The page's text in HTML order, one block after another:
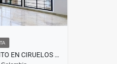
VENTA APARTAMENTO EN CIRUELOS DEL EDEN, FUNZA